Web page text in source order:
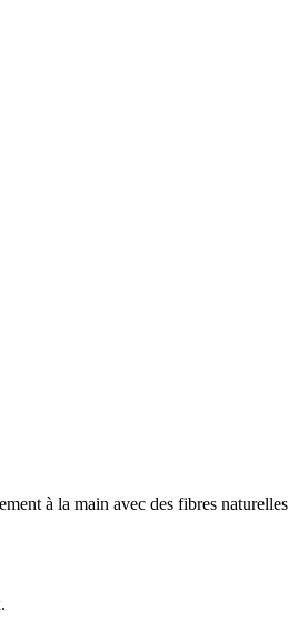
à la main avec des fibres naturelles